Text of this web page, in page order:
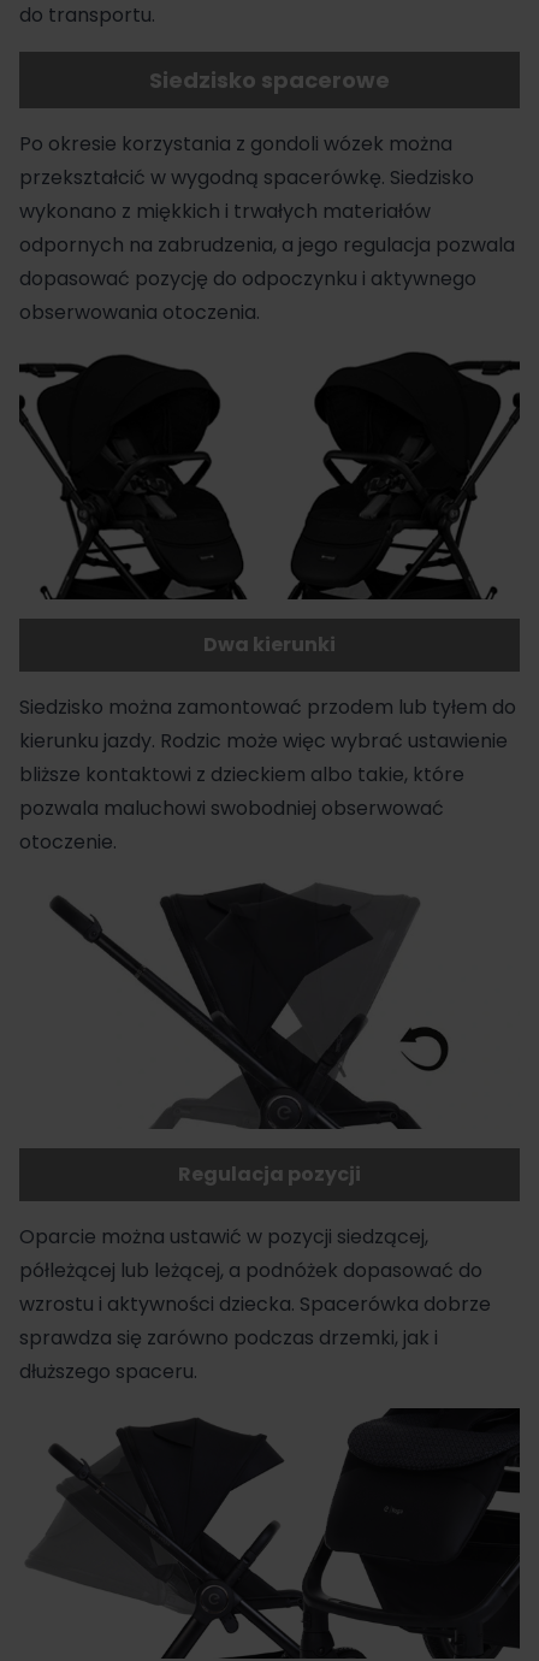
do transportu.
Siedzisko spacerowe
Po okresie korzystania z gondoli wózek można
przekształcić w wygodną spacerówkę. Siedzisko
wykonano z miękkich i trwałych materiałów
odpornych na zabrudzenia, a jego regulacja pozwala
dopasować pozycję do odpoczynku i aktywnego
obserwowania otoczenia.
Dwa kierunki
Siedzisko można zamontować przodem lub tyłem do
kierunku jazdy. Rodzic może więc wybrać ustawienie
bliższe kontaktowi z dzieckiem albo takie, które
pozwala maluchowi swobodniej obserwować
otoczenie.
Regulacja pozycji
Oparcie można ustawić w pozycji siedzącej,
półleżącej lub leżącej, a podnóżek dopasować do
wzrostu i aktywności dziecka. Spacerówka dobrze
sprawdza się zarówno podczas drzemki, jak i
dłuższego spaceru.